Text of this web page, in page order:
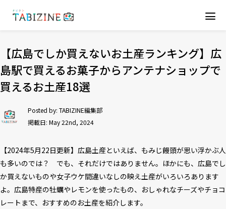
【広島でしか買えないお土産ランキング】広
島駅で買えるお菓子からアンテナショップで
買えるお土産18選
Posted by: TABIZINE編集部
掲載日: May 22nd, 2024
【2024年5月22日更新】広島土産といえば、もみじ饅頭が思い浮かぶ人
も多いのでは？ でも、それだけではありません。ほかにも、広島でし
か買えないものや女子ウケ間違いなしの映え土産がいろいろあります
よ。広島特産の牡蠣やレモンを使ったもの、おしゃれなチーズやチョコ
レートまで、おすすめのお土産を紹介します。